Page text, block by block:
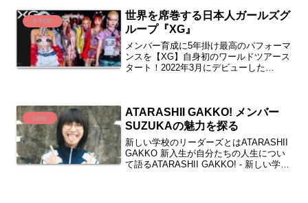
K-POP
世界を席巻する日本人ガールズグ
ループ『XG』
メンバー育成に5年掛け最高のパフォーマ
ンスを【XG】自身初のワールドツアース
タート！2022年3月にデビューした
世...
j-pop
ATARASHII GAKKO! メンバー
SUZUKAの魅力を探る
新しい学校のリーダーズとはATARASHII
GAKKO 新入生が自分たちの人生につい
て語るATARASHII GAKKO! - 新しい学校